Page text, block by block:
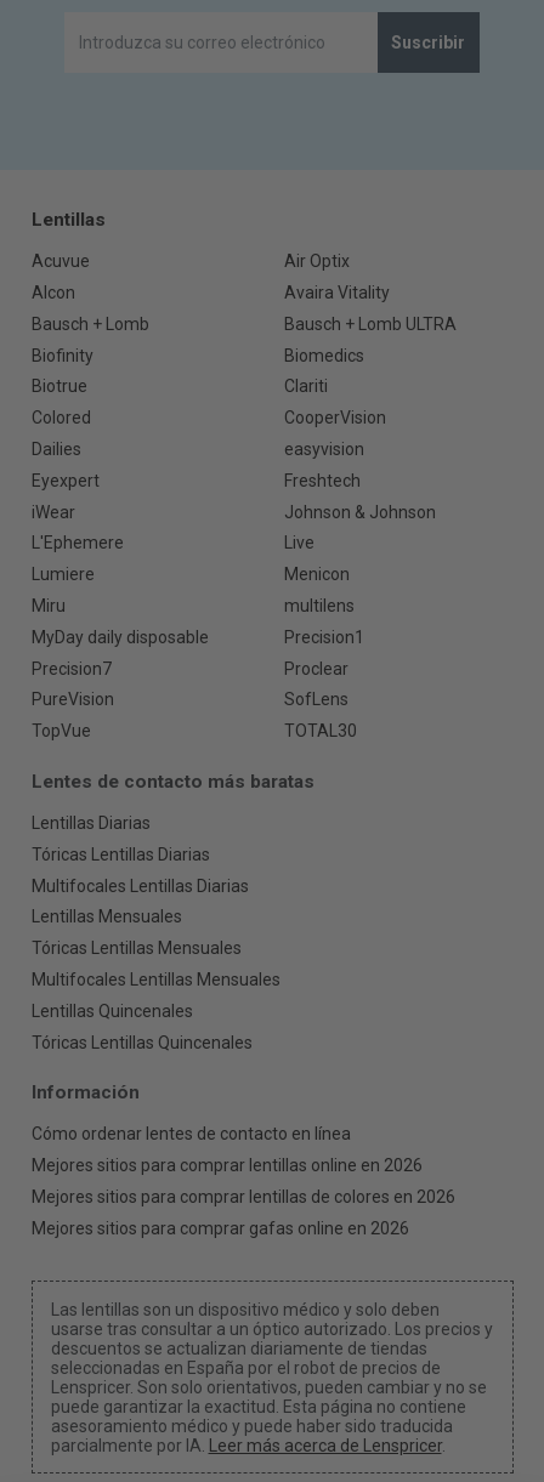
Suscribir
Lentillas
Acuvue
Air Optix
Alcon
Avaira Vitality
Bausch + Lomb
Bausch + Lomb ULTRA
Biofinity
Biomedics
Biotrue
Clariti
Colored
CooperVision
Dailies
easyvision
Eyexpert
Freshtech
iWear
Johnson & Johnson
L'Ephemere
Live
Lumiere
Menicon
Miru
multilens
MyDay daily disposable
Precision1
Precision7
Proclear
PureVision
SofLens
TopVue
TOTAL30
Lentes de contacto más baratas
Lentillas Diarias
Tóricas Lentillas Diarias
Multifocales Lentillas Diarias
Lentillas Mensuales
Tóricas Lentillas Mensuales
Multifocales Lentillas Mensuales
Lentillas Quincenales
Tóricas Lentillas Quincenales
Información
Cómo ordenar lentes de contacto en línea
Mejores sitios para comprar lentillas online en 2026
Mejores sitios para comprar lentillas de colores en 2026
Mejores sitios para comprar gafas online en 2026
Las lentillas son un dispositivo médico y solo deben
usarse tras consultar a un óptico autorizado. Los precios y
descuentos se actualizan diariamente de tiendas
seleccionadas en España por el robot de precios de
Lenspricer. Son solo orientativos, pueden cambiar y no se
puede garantizar la exactitud. Esta página no contiene
asesoramiento médico y puede haber sido traducida
parcialmente por IA. Leer más acerca de Lenspricer.